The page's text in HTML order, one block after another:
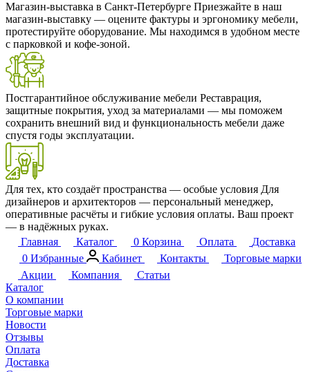
Магазин-выставка в Санкт-Петербурге Приезжайте в наш
магазин-выставку — оцените фактуры и эргономику мебели,
протестируйте оборудование. Мы находимся в удобном месте
с парковкой и кофе-зоной.
Постгарантийное обслуживание мебели Реставрация,
защитные покрытия, уход за материалами — мы поможем
сохранить внешний вид и функциональность мебели даже
спустя годы эксплуатации.
Для тех, кто создаёт пространства — особые условия Для
дизайнеров и архитекторов — персональный менеджер,
оперативные расчёты и гибкие условия оплаты. Ваш проект
— в надёжных руках.
Главная
Каталог 0 Корзина Оплата
Доставка
0 Избранные Кабинет Контакты
Торговые марки
Акции
Компания
Статьи
Каталог
О компании
Торговые марки
Новости
Отзывы
Оплата
Доставка